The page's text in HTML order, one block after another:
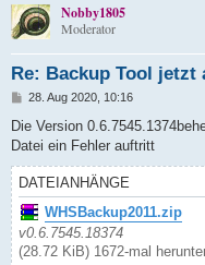
Nobby1805
Moderator
Re: Backup Tool jetzt
B
i
t
r
g
28. Aug 2020, 10:16
Die Version
Datei ein Fehler auftritt
DATEIANHÄNGE
WHSBackup2011.zip
v0.6.7545.18374
(28.72 KiB) 1672-mal